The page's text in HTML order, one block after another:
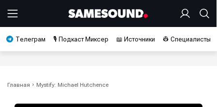
Телеграм 🎙️ Подкаст Миксер 📖 Источники 👷 Специалисты
Главная Mystify: Michael Hutchence